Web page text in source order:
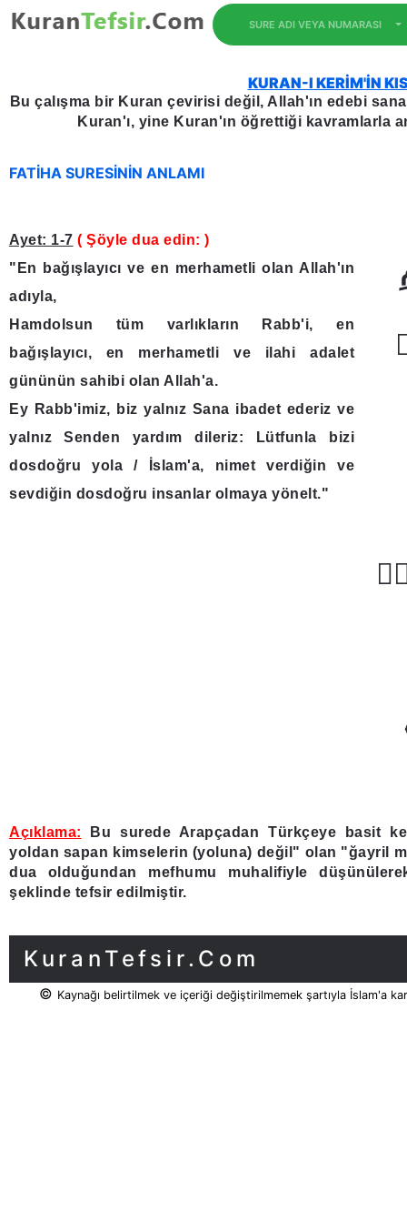
SURE ADI VEYA NUMARASI
KURAN-I KERİM'İN
Bu çalışma bir Kuran çevirisi değil, Allah'ın edebi
Kuran'ı, yine Kuran'ın öğrettiği kavramlarla
FATİHA SURESİNİN ANLAMI
Ayet: 1-7 ( Şöyle dua edin: )
"En bağışlayıcı ve en merhametli olan Allah'ın
adıyla,
Hamdolsun tüm varlıkların Rabb'i, en
bağışlayıcı, en merhametli ve ilahi adalet
gününün sahibi olan Allah'a.
Ey Rabb'imiz, biz yalnız Sana ibadet ederiz ve
yalnız Senden yardım dileriz: Lütfunla bizi
dosdoğru yola / İslam'a, nimet verdiğin ve
sevdiğin dosdoğru insanlar olmaya yönelt."
Açıklama: Bu surede Arapçadan Türkçeye basit
yoldan sapan kimselerin (yoluna) değil" olan "ğayril
dua olduğundan mefhumu muhalifiyle
şeklinde tefsir edilmiştir.
KuranTefsir.Com
© Kaynağı belirtilmek ve içeriği değiştirilmemek şartıyla İslam'a